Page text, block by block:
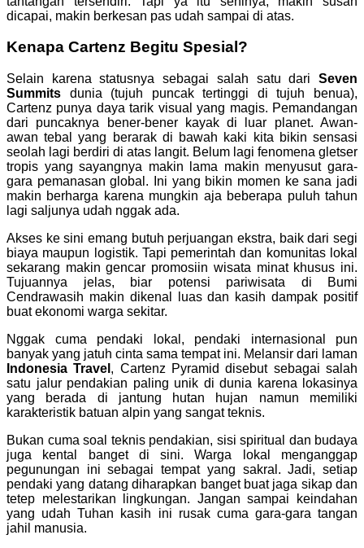
dicapai, makin berkesan pas udah sampai di atas.
Kenapa Cartenz Begitu Spesial?
Selain karena statusnya sebagai salah satu dari Seven
Summits dunia (tujuh puncak tertinggi di tujuh benua),
Cartenz punya daya tarik visual yang magis. Pemandangan
dari puncaknya bener-bener kayak di luar planet. Awan-
awan tebal yang berarak di bawah kaki kita bikin sensasi
seolah lagi berdiri di atas langit. Belum lagi fenomena gletser
tropis yang sayangnya makin lama makin menyusut gara-
gara pemanasan global. Ini yang bikin momen ke sana jadi
makin berharga karena mungkin aja beberapa puluh tahun
lagi saljunya udah nggak ada.
Akses ke sini emang butuh perjuangan ekstra, baik dari segi
biaya maupun logistik. Tapi pemerintah dan komunitas lokal
sekarang makin gencar promosiin wisata minat khusus ini.
Tujuannya jelas, biar potensi pariwisata di Bumi
Cendrawasih makin dikenal luas dan kasih dampak positif
buat ekonomi warga sekitar.
Nggak cuma pendaki lokal, pendaki internasional pun
banyak yang jatuh cinta sama tempat ini. Melansir dari laman
Indonesia Travel , Cartenz Pyramid disebut sebagai salah
satu jalur pendakian paling unik di dunia karena lokasinya
yang berada di jantung hutan hujan namun memiliki
karakteristik batuan alpin yang sangat teknis.
Bukan cuma soal teknis pendakian, sisi spiritual dan budaya
juga kental banget di sini. Warga lokal menganggap
pegunungan ini sebagai tempat yang sakral. Jadi, setiap
pendaki yang datang diharapkan banget buat jaga sikap dan
tetep melestarikan lingkungan. Jangan sampai keindahan
yang udah Tuhan kasih ini rusak cuma gara-gara tangan
jahil manusia.